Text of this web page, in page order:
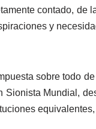
contado, de
y
sobre todo
Mundial,